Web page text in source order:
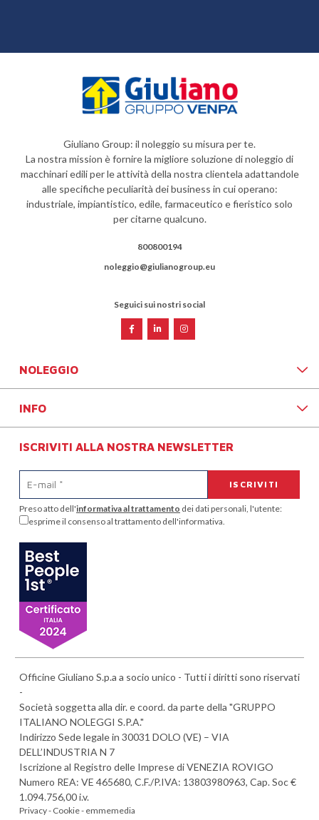
Giuliano Group: il noleggio su misura per te.
La nostra mission è fornire la migliore soluzione di noleggio di
macchinari edili per le attività della nostra clientela adattandole
alle specifiche peculiarità dei business in cui operano:
industriale, impiantistico, edile, farmaceutico e fieristico solo
per citarne qualcuno.
800800194
noleggio@giulianogroup.eu
Seguici sui nostri social
NOLEGGIO
INFO
ISCRIVITI ALLA NOSTRA NEWSLETTER
Preso atto dell'informativa al trattamento dei dati personali, l'utente:
esprime il consenso al trattamento dell'informativa.
Officine Giuliano S.p.a a socio unico - Tutti i diritti sono riservati
-
Società soggetta alla dir. e coord. da parte della "GRUPPO
ITALIANO NOLEGGI S.P.A."
Indirizzo Sede legale in 30031 DOLO (VE) – VIA
DELL’INDUSTRIA N 7
Iscrizione al Registro delle Imprese di VENEZIA ROVIGO
Numero REA: VE 465680, C.F./P.IVA: 13803980963, Cap. Soc €
1.094.756,00 i.v.
Privacy - Cookie - emmemedia